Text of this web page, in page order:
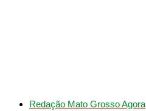
Redação Mato Grosso Agora